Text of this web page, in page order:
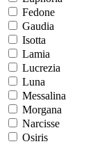
Fedone
Gaudia
Isotta
Lamia
Lucrezia
Luna
Messalina
Morgana
Narcisse
Osiris